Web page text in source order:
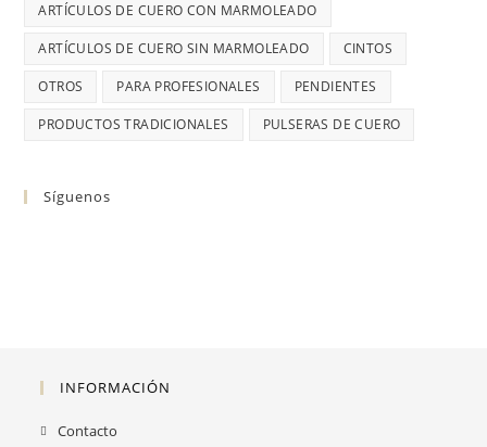
ARTÍCULOS DE CUERO CON MARMOLEADO
ARTÍCULOS DE CUERO SIN MARMOLEADO CINTOS
OTROS PARA PROFESIONALES PENDIENTES
PRODUCTOS TRADICIONALES PULSERAS DE CUERO
Síguenos
INFORMACIÓN
Contacto